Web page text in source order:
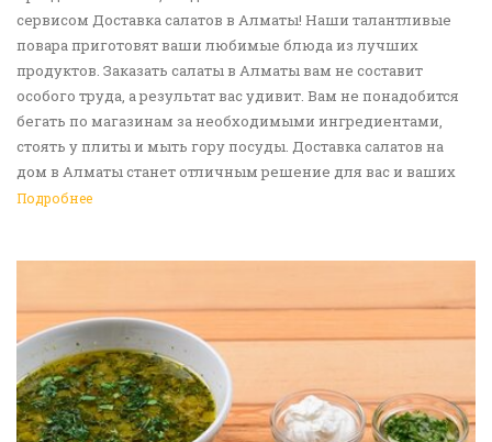
сервисом Доставка салатов в Алматы! Наши талантливые
повара приготовят ваши любимые блюда из лучших
продуктов. Заказать салаты в Алматы вам не составит
особого труда, а результат вас удивит. Вам не понадобится
бегать по магазинам за необходимыми ингредиентами,
стоять у плиты и мыть гору посуды. Доставка салатов на
дом в Алматы станет отличным решение для вас и ваших
родных, друзей. Ведь мы сами берем все хлопоты в свои
Подробнее